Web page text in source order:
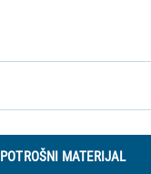
POTROŠNI MATERIJAL